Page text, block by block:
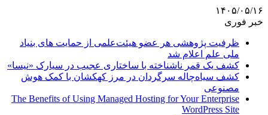
۱۴۰۵/۰۵/۱۶
خبر فوری
ظرفیت پژوهشی هر عضو هیئت‌علمی از حمایت های بنیاد
ملی علم اعلام شد
کشف یک قمر ناشناخته با ساختاری عجیب در سیارک «نیسا»
کشف سیاه‌چاله سرگردان در مرز کهکشان با کمک هوش
مصنوعی
The Benefits of Using Managed Hosting for Your Enterprise
WordPress Site